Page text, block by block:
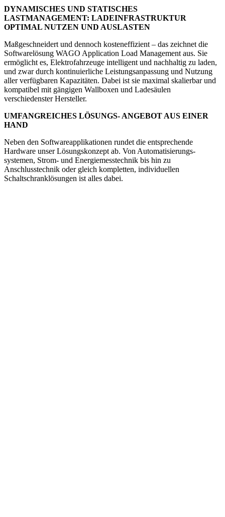
DYNAMISCHES UND STATISCHES
LASTMANAGEMENT: LADEINFRASTRUKTUR
OPTIMAL NUTZEN UND AUSLASTEN
Maßgeschneidert und dennoch kosteneffizient – das zeichnet die
Softwarelösung WAGO Application Load Management aus. Sie
ermöglicht es, Elektrofahrzeuge intelligent und nachhaltig zu laden,
und zwar durch kontinuierliche Leistungsanpassung und Nutzung
aller verfügbaren Kapazitäten. Dabei ist sie maximal skalierbar und
kompatibel mit gängigen Wallboxen und Ladesäulen
verschiedenster Hersteller.
UMFANGREICHES LÖSUNGS- ANGEBOT AUS EINER
HAND
Neben den Softwareapplikationen rundet die entsprechende
Hardware unser Lösungskonzept ab. Von Automatisierungs-
systemen, Strom- und Energiemesstechnik bis hin zu
Anschlusstechnik oder gleich kompletten, individuellen
Schaltschranklösungen ist alles dabei.